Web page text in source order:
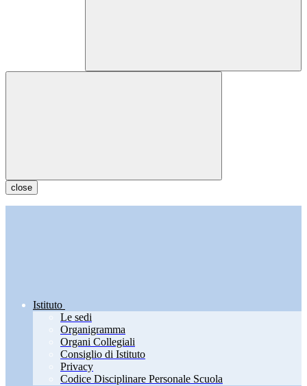
close
Istituto
Le sedi
Organigramma
Organi Collegiali
Consiglio di Istituto
Privacy
Codice Disciplinare Personale Scuola